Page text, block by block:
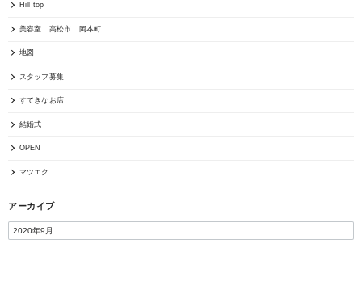
Hill top
美容室 高松市 岡本町
地図
スタッフ募集
すてきなお店
結婚式
OPEN
マツエク
アーカイブ